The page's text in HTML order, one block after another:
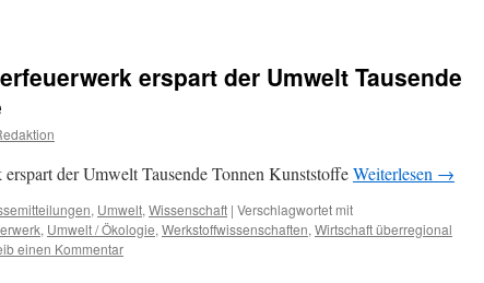
erspart der Umwelt Tausende
der Umwelt Tausende Tonnen KunststoffeWeiterlesen →
, Umwelt, Wissenschaft | Verschlagwortet mit
, Umwelt / Ökologie, Werkstoffwissenschaften, Wirtschaft überregional
einen Kommentar